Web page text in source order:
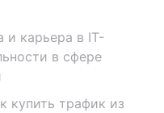
и карьера в IT-
в сфере
купить трафик из